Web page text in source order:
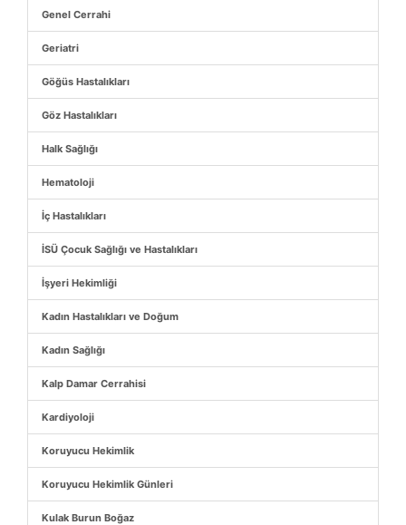
Genel Cerrahi
Geriatri
Göğüs Hastalıkları
Göz Hastalıkları
Halk Sağlığı
Hematoloji
İç Hastalıkları
İSÜ Çocuk Sağlığı ve Hastalıkları
İşyeri Hekimliği
Kadın Hastalıkları ve Doğum
Kadın Sağlığı
Kalp Damar Cerrahisi
Kardiyoloji
Koruyucu Hekimlik
Koruyucu Hekimlik Günleri
Kulak Burun Boğaz